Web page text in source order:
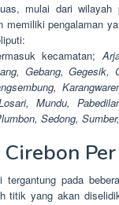
mulai dari wilayah
pengalaman
kecamatan;
Gebang, Gegesik,
Mundu,
Sedong,
pada
titik yang akan